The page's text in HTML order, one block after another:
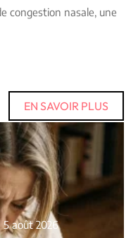
congestion nasale, une
EN SAVOIR PLUS
5 août 2026